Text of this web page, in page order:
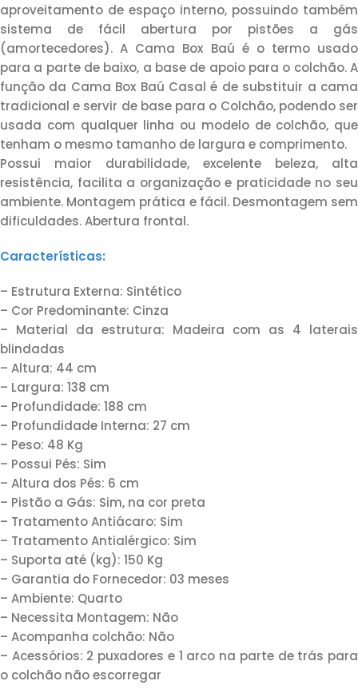
aproveitamento de espaço interno, possuindo também
sistema de fácil abertura por pistões a gás
(amortecedores). A Cama Box Baú é o termo usado
para a parte de baixo, a base de apoio para o colchão. A
função da Cama Box Baú Casal é de substituir a cama
tradicional e servir de base para o Colchão, podendo ser
usada com qualquer linha ou modelo de colchão, que
tenham o mesmo tamanho de largura e comprimento.
Possui maior durabilidade, excelente beleza, alta
resistência, facilita a organização e praticidade no seu
ambiente. Montagem prática e fácil. Desmontagem sem
dificuldades. Abertura frontal.
Características:
– Estrutura Externa: Sintético
– Cor Predominante: Cinza
– Material da estrutura: Madeira com as 4 laterais
blindadas
– Altura: 44 cm
– Largura: 138 cm
– Profundidade: 188 cm
– Profundidade Interna: 27 cm
– Peso: 48 Kg
– Possui Pés: Sim
– Altura dos Pés: 6 cm
– Pistão a Gás: Sim, na cor preta
– Tratamento Antiácaro: Sim
– Tratamento Antialérgico: Sim
– Suporta até (kg): 150 Kg
– Garantia do Fornecedor: 03 meses
– Ambiente: Quarto
– Necessita Montagem: Não
– Acompanha colchão: Não
– Acessórios: 2 puxadores e 1 arco na parte de trás para
o colchão não escorregar